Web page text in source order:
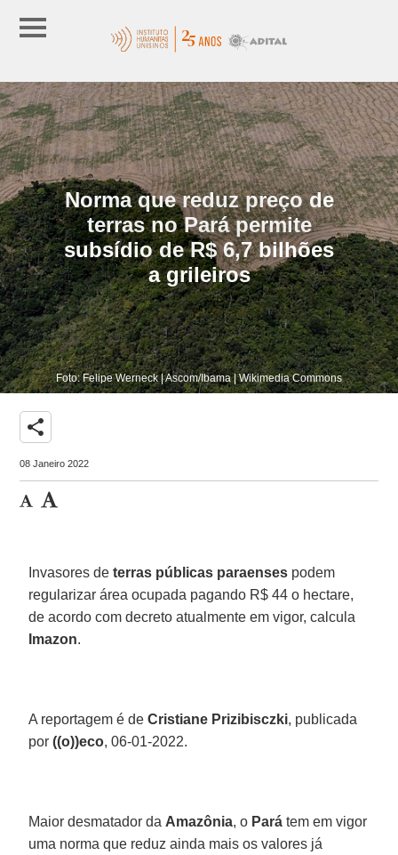
Norma que reduz preço de
terras no Pará permite
subsídio de R$ 6,7 bilhões
a grileiros
Foto: Felipe Werneck | Ascom/Ibama | Wikimedia Commons
share
08 Janeiro 2022
Invasores deterras públicas paraenses podem
regularizar área ocupada pagando R$ 44 o hectare,
de acordo com decreto atualmente em vigor, calcula
Imazon.
A reportagem é deCristiane Prizibisczki, publicada
por((o))eco, 06-01-2022.
Maior desmatador da Amazônia, o Pará tem em vigor
uma norma que reduz ainda mais os valores já